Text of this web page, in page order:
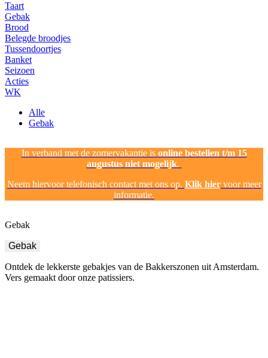
Taart
Gebak
Brood
Belegde broodjes
Tussendoortjes
Banket
Seizoen
Acties
WK
Alle
Gebak
In verband met de zomervakantie is online bestellen t/m 15
augustus niet mogelijk.
Neem hiervoor telefonisch contact met ons op. Klik hiervoor meer
informatie.
Gebak
Gebak
Ontdek de lekkerste gebakjes van de Bakkerszonen uit Amsterdam.
Vers gemaakt door onze patissiers.